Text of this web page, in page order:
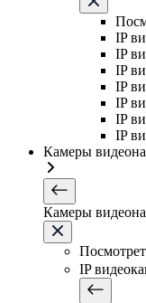
IP
IP
IP
IP
IP
IP
IP
Камеры
Камеры
IP